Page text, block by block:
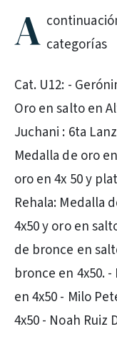
A categorías
Cat. U12: -
Oro en salto en
Juchani : 6ta
Medalla de oro
oro en 4x 50 y
Rehala: Medalla
4x50 y oro en
de bronce en
bronce en 4x50.
en 4x50 - Milo
4x50 - Noah Ruiz